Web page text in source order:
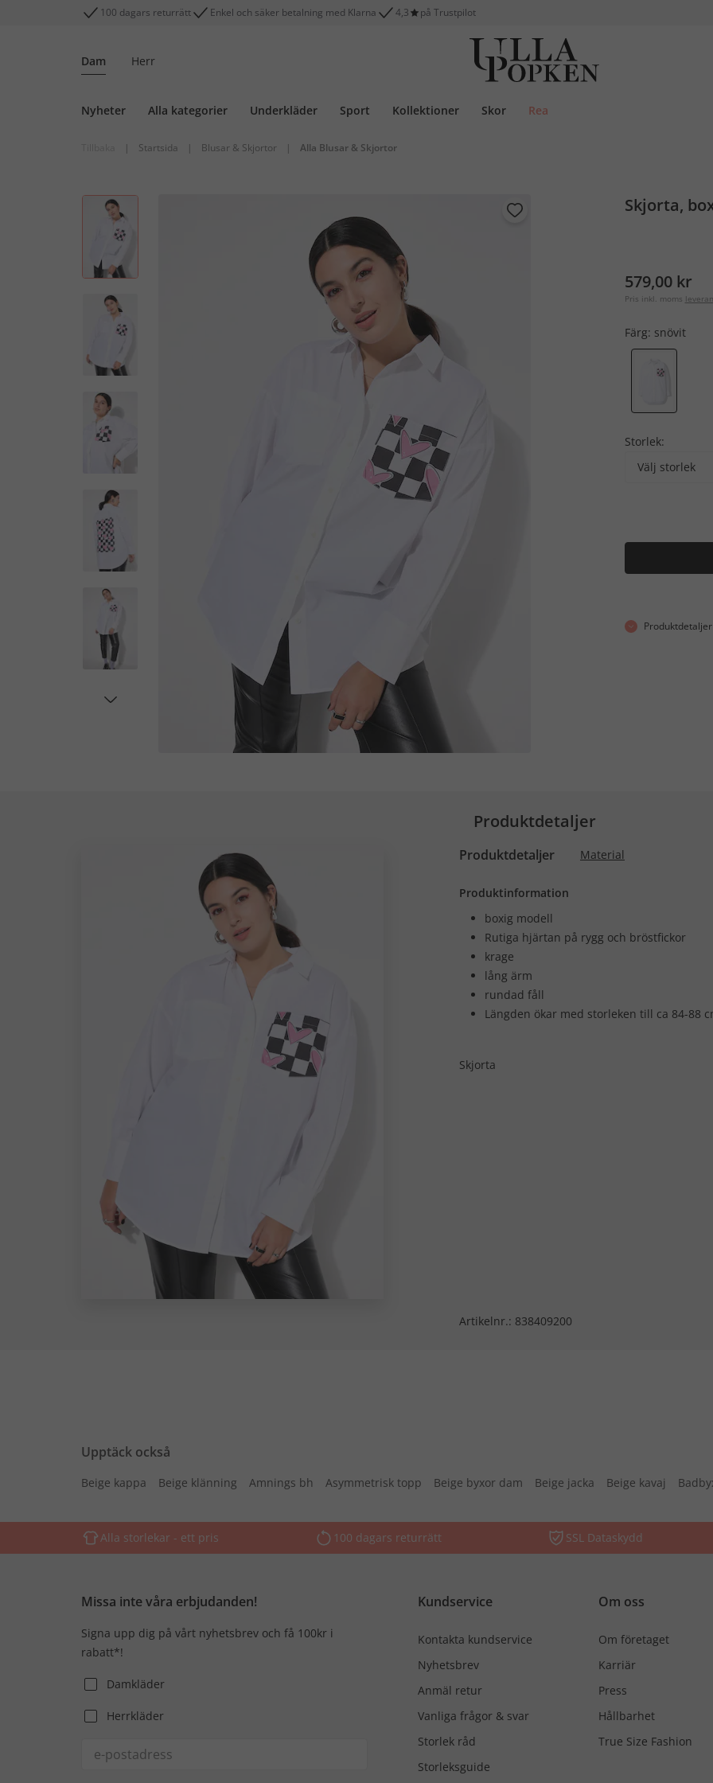
100 dagars returrätt Enkel och säker betalning med Klarna 4,3 på Trustpilot
Dam Herr
Nyheter Alla kategorier Underkläder Sport Kollektioner Skor Rea
| Startsida | Blusar & Skjortor | Alla Blusar & Skjortor
Skjorta,
579,00 kr
Pris inkl. moms
Färg: snövit
Storlek:
Välj storlek
Produktdetaljer
Produktdetaljer
Produktdetaljer Material
Produktinformation
boxig modell
Rutiga hjärtan på rygg och bröstfickor
krage
lång ärm
rundad fåll
Längden ökar med storleken till ca 84-88
Skjorta
Artikelnr.: 838409200
Upptäck också
Beige kappa Beige klänning Amnings bh Asymmetrisk topp Beige byxor dam Beige jacka Beige kavaj
Alla storlekar - ett pris 100 dagars returrätt SSL Dataskydd
Missa inte våra erbjudanden!
Signa upp dig på vårt nyhetsbrev och få 100kr i
rabatt*!
Damkläder
Herrkläder
Kundservice
Kontakta kundservice
Nyhetsbrev
Anmäl retur
Vanliga frågor & svar
Storlek råd
Storleksguide
Om oss
Om företaget
Karriär
Press
Hållbarhet
True Size Fashion